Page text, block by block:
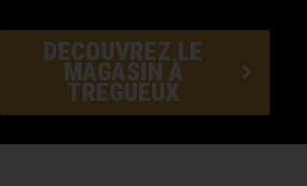
DECOUVREZ LE
MAGASIN À
TREGUEUX